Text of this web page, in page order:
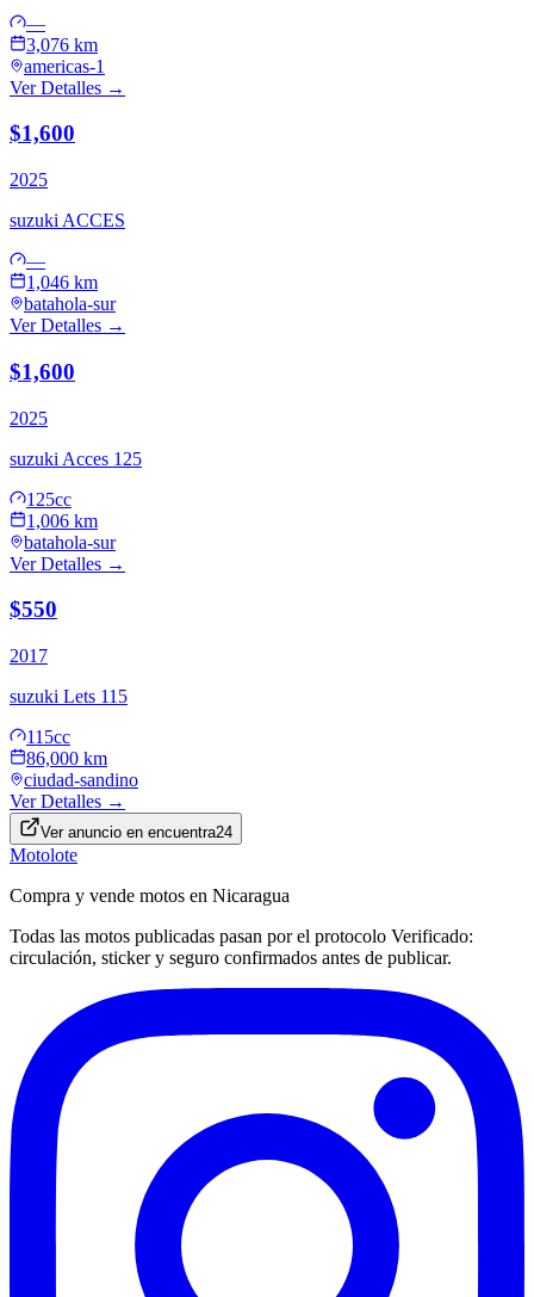
—
3,076 km
americas-1
Ver Detalles →
$1,600
2025
suzuki ACCES
—
1,046 km
batahola-sur
Ver Detalles →
$1,600
2025
suzuki Acces 125
125cc
1,006 km
batahola-sur
Ver Detalles →
$550
2017
suzuki Lets 115
115cc
86,000 km
ciudad-sandino
Ver Detalles →
Ver anuncio en encuentra24
Motolote
Compra y vende motos en Nicaragua
Todas las motos publicadas pasan por el protocolo Verificado:
circulación, sticker y seguro confirmados antes de publicar.